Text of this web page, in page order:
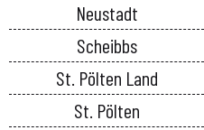
Neustadt
Scheibbs
St. Pölten Land
St. Pölten